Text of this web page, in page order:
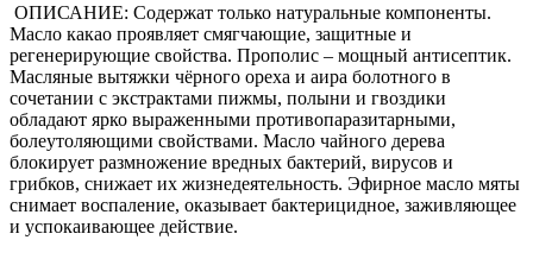
ОПИСАНИЕ: Содержат только натуральные компоненты.
Масло какао проявляет смягчающие, защитные и
регенерирующие свойства. Прополис – мощный антисептик.
Масляные вытяжки чёрного ореха и аира болотного в
сочетании с экстрактами пижмы, полыни и гвоздики
обладают ярко выраженными противопаразитарными,
болеутоляющими свойствами. Масло чайного дерева
блокирует размножение вредных бактерий, вирусов и
грибков, снижает их жизнедеятельность. Эфирное масло мяты
снимает воспаление, оказывает бактерицидное, заживляющее
и успокаивающее действие.